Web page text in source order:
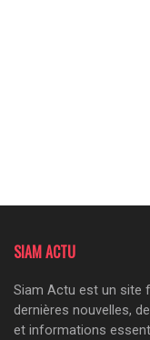
SIAM ACTU
Siam Actu est un site
dernières nouvelles,
et informations